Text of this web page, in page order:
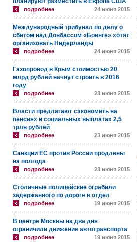
подробнее 24 июня 2015
Международный трибунал по делу о
сбитом над Донбассом «Боинге» хотят
организовать Нидерланды
подробнее 24 июня 2015
Газопровод в Крым стоимостью 20
млрд рублей начнут строить в 2016
году
подробнее 23 июня 2015
Власти предлагают сэкономить на
пенсиях и социальных выплатах 2,5
трлн рублей
подробнее 23 июня 2015
Санкции ЕС против России продлены
на полгода
подробнее 23 июня 2015
Столичные полицейские ограбили
задержанного по дороге в отдел
подробнее 19 июня 2015
В центре Москвы на два дня
ограничили движение автотранспорта
подробнее 19 июня 2015